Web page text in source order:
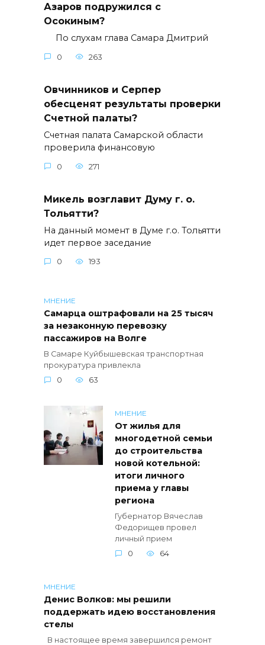
Азаров подружился с
Осокиным?
По слухам глава Самара Дмитрий
0 263
Овчинников и Серпер
обесценят результаты проверки
Счетной палаты?
Счетная палата Самарской области
проверила финансовую
0 271
Микель возглавит Думу г. о.
Тольятти?
На данный момент в Думе г.о. Тольятти
идет первое заседание
0 193
МНЕНИЕ
Самарца оштрафовали на 25 тысяч
за незаконную перевозку
пассажиров на Волге
В Самаре Куйбышевская транспортная
прокуратура привлекла
0
63
МНЕНИЕ
От жилья для
многодетной семьи
до строительства
новой котельной:
итоги личного
приема у главы
региона
Губернатор Вячеслав
Федорищев провел
личный прием
0
64
МНЕНИЕ
Денис Волков: мы решили
поддержать идею восстановления
стелы
В настоящее время завершился ремонт